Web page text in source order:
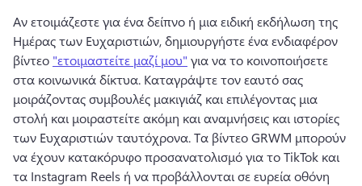
Αν ετοιμάζεστε για ένα δείπνο ή μια ειδική εκδήλωση της
Ημέρας των Ευχαριστιών, δημιουργήστε ένα ενδιαφέρον
βίντεο "ετοιμαστείτε μαζί μου" για να το κοινοποιήσετε
στα κοινωνικά δίκτυα. Καταγράψτε τον εαυτό σας
μοιράζοντας συμβουλές μακιγιάζ και επιλέγοντας μια
στολή και μοιραστείτε ακόμη και αναμνήσεις και ιστορίες
των Ευχαριστιών ταυτόχρονα. Τα βίντεο GRWM μπορούν
να έχουν κατακόρυφο προσανατολισμό για το TikTok και
τα Instagram Reels ή να προβάλλονται σε ευρεία οθόνη